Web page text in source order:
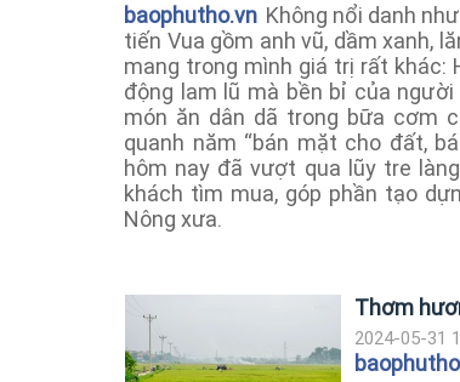
baophutho.vn Không nổi danh
tiến Vua gồm anh vũ, dầm xanh,
mang trong mình giá trị rất khác:
động lam lũ mà bền bỉ của
món ăn dân dã trong bữa cơm
quanh năm “bán mặt cho đất,
hôm nay đã vượt qua lũy tre
khách tìm mua, góp phần tạo
Nông xưa.
Thơm
2024-05-31